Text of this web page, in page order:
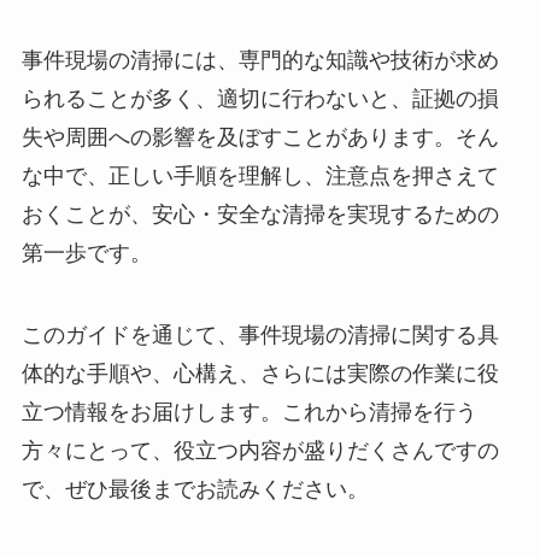
事件現場の清掃には、専門的な知識や技術が求め
られることが多く、適切に行わないと、証拠の損
失や周囲への影響を及ぼすことがあります。そん
な中で、正しい手順を理解し、注意点を押さえて
おくことが、安心・安全な清掃を実現するための
第一歩です。
このガイドを通じて、事件現場の清掃に関する具
体的な手順や、心構え、さらには実際の作業に役
立つ情報をお届けします。これから清掃を行う
方々にとって、役立つ内容が盛りだくさんですの
で、ぜひ最後までお読みください。